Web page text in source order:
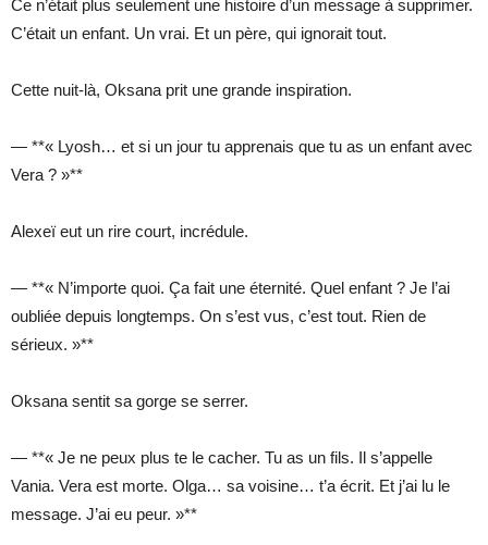
Ce n’était plus seulement une histoire d’un message à supprimer.
C’était un enfant. Un vrai. Et un père, qui ignorait tout.
Cette nuit-là, Oksana prit une grande inspiration.
— **« Lyosh… et si un jour tu apprenais que tu as un enfant avec
Vera ? »**
Alexeï eut un rire court, incrédule.
— **« N’importe quoi. Ça fait une éternité. Quel enfant ? Je l’ai
oubliée depuis longtemps. On s’est vus, c’est tout. Rien de
sérieux. »**
Oksana sentit sa gorge se serrer.
— **« Je ne peux plus te le cacher. Tu as un fils. Il s’appelle
Vania. Vera est morte. Olga… sa voisine… t’a écrit. Et j’ai lu le
message. J’ai eu peur. »**